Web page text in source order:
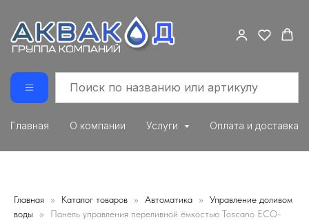
Главная О компании Услуги Оплата и доставка
Главная Каталог товаров Автоматика
Управление доливом
воды
Панель управления переливной ёмкостью Toscano ECO-